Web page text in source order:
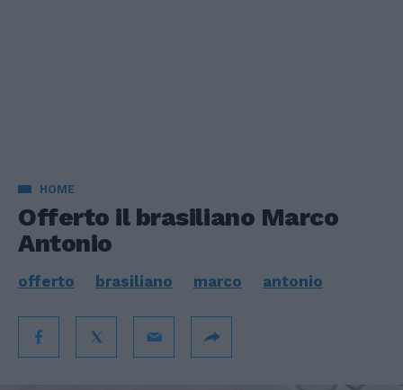
HOME
Offerto il brasiliano Marco
Antonio
offerto brasiliano marco antonio